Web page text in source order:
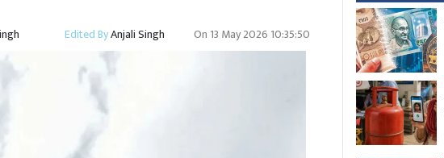
Edited ByAnjali Singh On 13 May 2026 10:35:50